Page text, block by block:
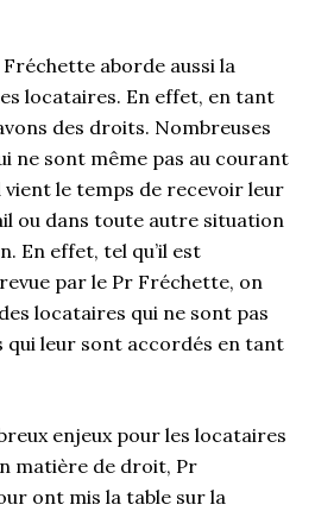
Fréchette aborde aussi la
locataires. En effet, en tant
des droits. Nombreuses
ne sont même pas au courant
le temps de recevoir leur
ou dans toute autre situation
En effet, tel qu’il est
par le Pr Fréchette, on
locataires qui ne sont pas
qui leur sont accordés en tant
enjeux pour les locataires
matière de droit, Pr
ont mis la table sur la